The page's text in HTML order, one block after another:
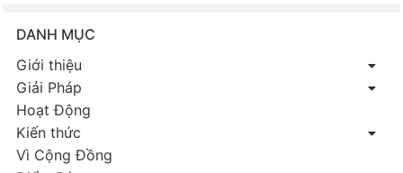
DANH MỤC
Giới thiệu
Giải Pháp
Hoạt Động
Kiến thức
Vì Cộng Đồng